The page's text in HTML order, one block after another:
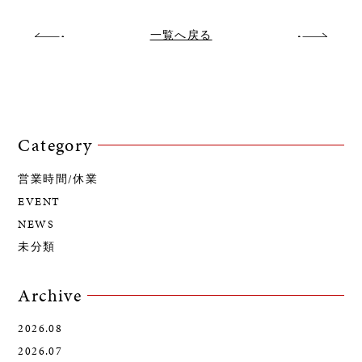
一覧へ戻る
Category
営業時間/休業
EVENT
NEWS
未分類
Archive
2026.08
2026.07